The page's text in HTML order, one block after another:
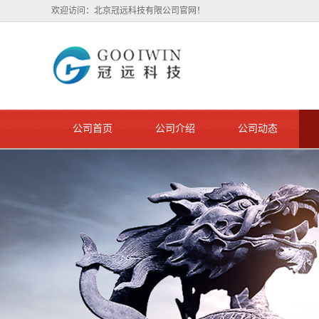
欢迎访问：北京冠远科技有限公司官网！
公司首页 公司介绍 公司动态